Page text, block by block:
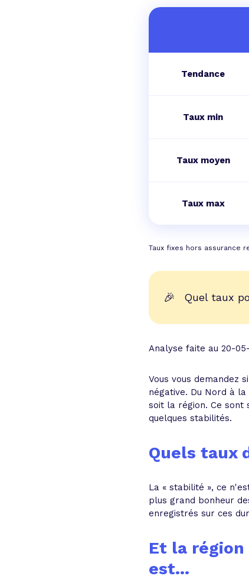
Tendance
Taux min
Taux moyen
Taux max
Taux fixes hors assurance
🎉 Quel taux
Analyse faite au 20-05-
Vous vous demandez
négative. Du Nord à
soit la région. Ce sont
quelques stabilités.
Quels taux
La « stabilité », ce
plus grand bonheur
enregistrés sur ces
Et la
est...